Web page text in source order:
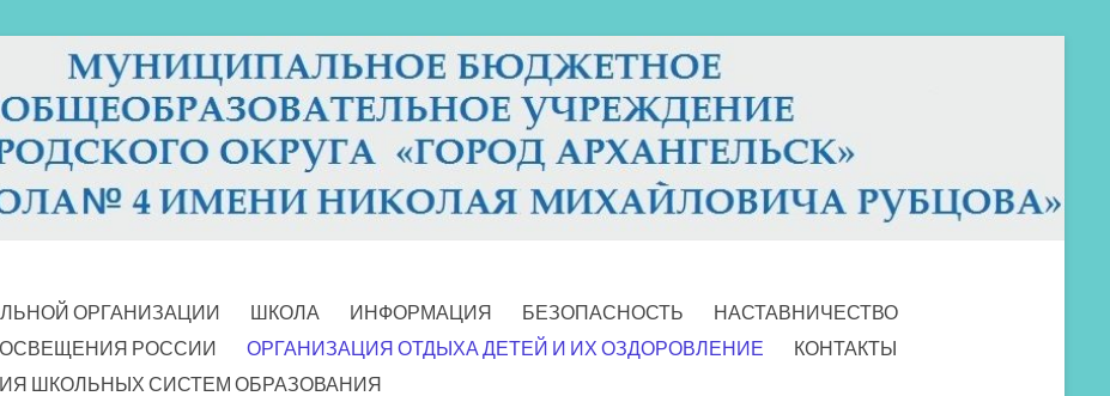
ОРГАНИЗАЦИИ ШКОЛА ИНФОРМАЦИЯ БЕЗОПАСНОСТЬ
НАСТАВНИЧЕСТВО
РОССИИ ОРГАНИЗАЦИЯ ОТДЫХА ДЕТЕЙ И ИХ ОЗДОРОВЛЕНИЕ
КОНТАКТЫ
ШКОЛЬНЫХ СИСТЕМ ОБРАЗОВАНИЯ